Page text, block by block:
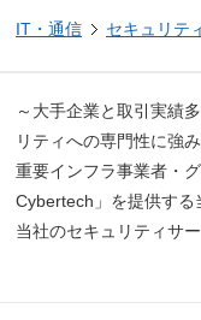
IT・通信 セキュリテ
～大手企業と取引実績
リティへの専門性に強
重要インフラ事業者・
Cybertech」を提供する
当社のセキュリティサ